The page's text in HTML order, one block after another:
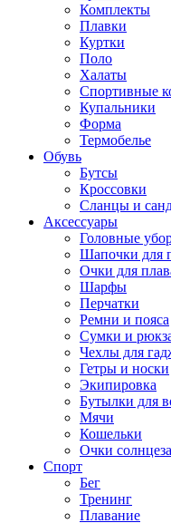
Комплекты
Плавки
Куртки
Поло
Халаты
Спортивные
Купальники
Форма
Термобелье
Обувь
Бутсы
Кроссовки
Сланцы и
Аксессуары
Головные
Шапочки для
Очки для
Шарфы
Перчатки
Ремни и пояса
Сумки и
Чехлы для
Гетры и носки
Экипировка
Бутылки для
Мячи
Кошельки
Очки
Спорт
Бег
Тренинг
Плавание